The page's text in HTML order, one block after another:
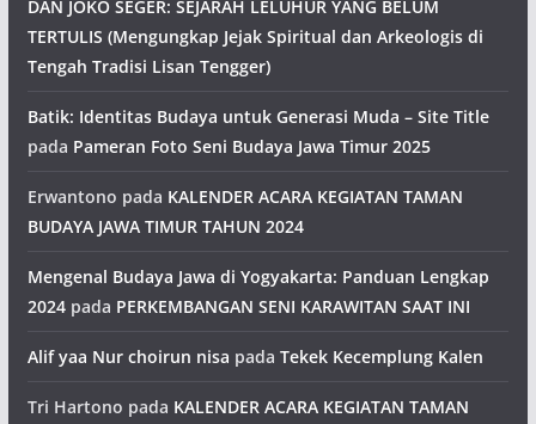
DAN JOKO SEGER: SEJARAH LELUHUR YANG BELUM
TERTULIS (Mengungkap Jejak Spiritual dan Arkeologis di
Tengah Tradisi Lisan Tengger)
Batik: Identitas Budaya untuk Generasi Muda – Site Title
pada Pameran Foto Seni Budaya Jawa Timur 2025
Erwantono pada KALENDER ACARA KEGIATAN TAMAN
BUDAYA JAWA TIMUR TAHUN 2024
Mengenal Budaya Jawa di Yogyakarta: Panduan Lengkap
2024pada PERKEMBANGAN SENI KARAWITAN SAAT INI
Alif yaa Nur choirun nisa pada Tekek Kecemplung Kalen
Tri Hartono pada KALENDER ACARA KEGIATAN TAMAN